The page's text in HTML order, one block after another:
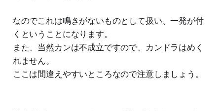
なのでこれは鳴きがないものとして扱い、一発が付
くということになります。
また、当然カンは不成立ですので、カンドラはめく
れません。
ここは間違えやすいところなので注意しましょう。